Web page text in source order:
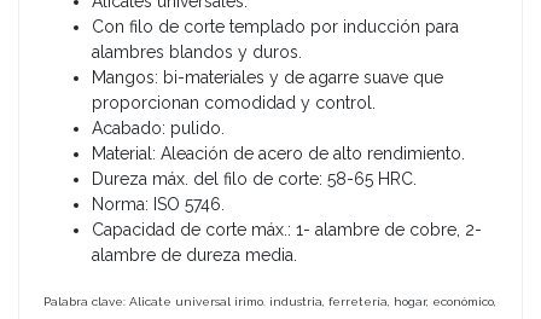
Con filo de corte templado por inducción para
alambres blandos y duros.
Mangos: bi-materiales y de agarre suave que
proporcionan comodidad y control.
Acabado: pulido.
Material: Aleación de acero de alto rendimiento.
Dureza máx. del filo de corte: 58-65 HRC.
Norma: ISO 5746.
Capacidad de corte máx.: 1- alambre de cobre, 2-
alambre de dureza media.
Palabra clave: Alicate universal irimo. industria, ferretería, hogar, económico,